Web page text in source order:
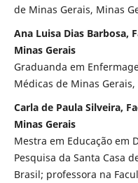
de Minas Gerais, Minas
Ana Luisa Dias Barbosa,
Minas Gerais
Graduanda em
Médicas de Minas Gerais,
Carla de Paula Silveira,
Minas Gerais
Mestra em Educação em
Pesquisa da Santa Casa
Brasil; professora na